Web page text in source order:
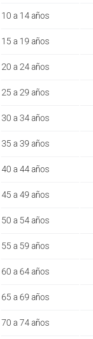
10 a 14 años
15 a 19 años
20 a 24 años
25 a 29 años
30 a 34 años
35 a 39 años
40 a 44 años
45 a 49 años
50 a 54 años
55 a 59 años
60 a 64 años
65 a 69 años
70 a 74 años